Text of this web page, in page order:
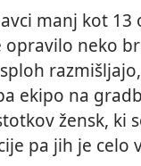
manj kot 13
opravilo neko
ekipo na
žensk, ki
pa jih je celo